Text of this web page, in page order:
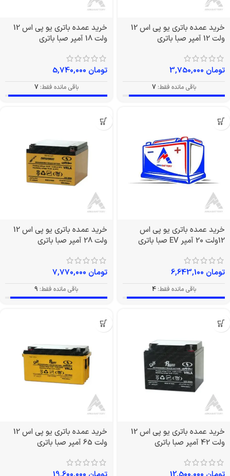
خرید عمده باتری یو پی اس 12
ولت 12 آمپر صبا باتری
تومان
باقی مانده فقط: 7
خرید عمده باتری یو پی اس 12
ولت 18 آمپر صبا باتری
تومان
باقی مانده فقط: 7
خرید عمده باتری یو پی اس
12ولت 20 آمپر EV صبا باتری
تومان
باقی مانده فقط: 4
خرید عمده باتری یو پی اس 12
ولت 28 آمپر صبا باتری
تومان
باقی مانده فقط: 9
خرید عمده باتری یو پی اس 12
ولت 42 آمپر صبا باتری
خرید عمده باتری یو پی اس 12
ولت 65 آمپر صبا باتری